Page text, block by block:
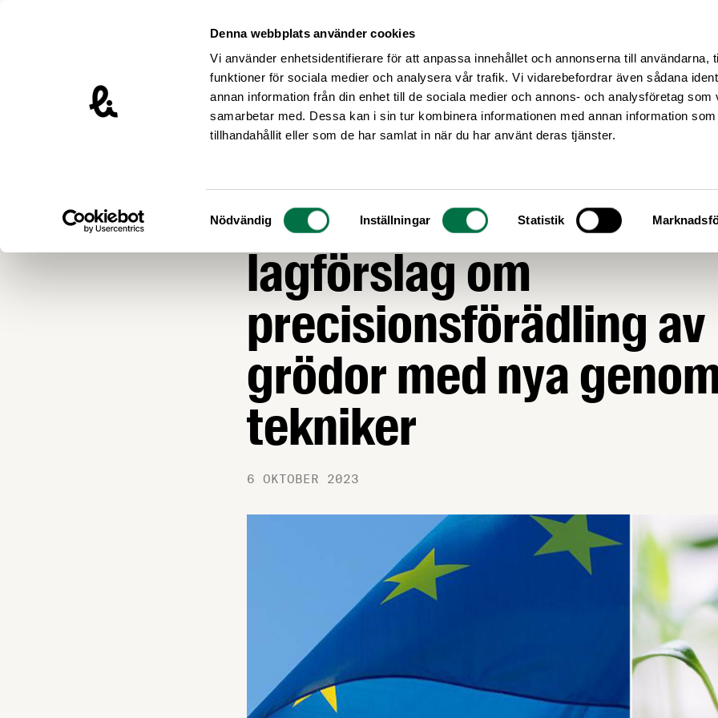
Denna webbplats använder cookies
Vi använder enhetsidentifierare för att anpassa innehållet och annonserna till användarna,
funktioner för sociala medier och analysera vår trafik. Vi vidarebefordrar även sådana
annan information från din enhet till de sociala medier och annons- och analysföretag som
samarbetar med. Dessa kan i sin tur kombinera informationen med annan information
tillhandahållit eller som de har samlat in när du har använt deras tjänster.
Samtyckesval
Nödvändig Inställningar Statistik
Livsmedelsföretagen – till startsidan
Nyheter
Infomöte: Nytt EU-
lagförslag om
precisionsförädling av
grödor med nya
tekniker
6 OKTOBER 2023